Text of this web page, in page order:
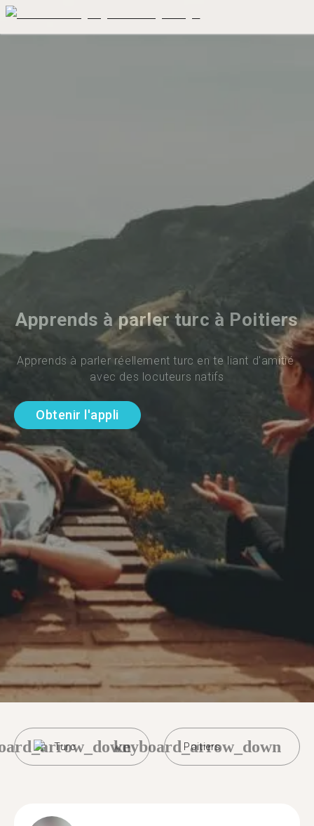
Apprends à parler turc à Poitiers
Apprends à parler réellement turc en te liant d'amitié
avec des locuteurs natifs
Obtenir l'appli
Turc Poitiers
keyboard_arrow_down